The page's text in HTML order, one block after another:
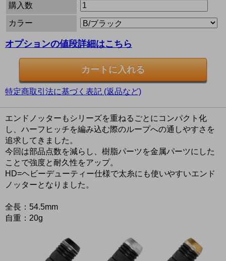
購入数
カラー
オプションの値段詳細はこちら
特定商取引法に基づく表記 (返品など)
エンドノッターもシリーズを重ねるごとにコンパクト化
し、ハーフヒッチを編み込む際のループへの通しやすさを
追求してきました。
今回は部品点数を減らし、樹脂パーツを金属パーツにした
ことで強度と耐久性をアップ。
HD=ヘビーデューティー仕様で太糸にも使いやすいエンド
ノッターとなりました。
全長：54.5mm
自重：20g